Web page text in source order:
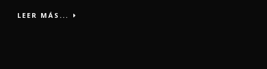
LEER MÁS...